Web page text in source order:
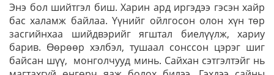
Энэ бол шийтгэл биш. Харин ард иргэдээ гэсэн хайр
бас халамж байлаа. Үүнийг ойлгосон олон хүн төр
засгийнхаа шийдвэрийг ягштал биелүүлж, хариу
барив. Өөрөөр хэлбэл, тушаал сонссон цэрэг шиг
байсан шүү, монголчууд минь. Сайхан сэтгэлтэйг нь